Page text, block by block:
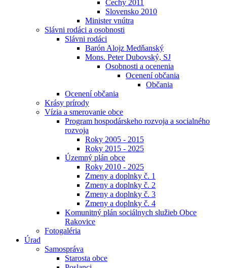
Čechy 2011
Slovensko 2010
Minister vnútra
Slávni rodáci a osobnosti
Slávni rodáci
Barón Alojz Medňanský
Mons. Peter Dubovský, SJ
Osobnosti a ocenenia
Ocenení občania
Občania
Ocenení občania
Krásy prírody
Vízia a smerovanie obce
Program hospodárskeho rozvoja a socialného
rozvoja
Roky 2005 - 2015
Roky 2015 - 2025
Územný plán obce
Roky 2010 - 2025
Zmeny a doplnky č. 1
Zmeny a doplnky č. 2
Zmeny a doplnky č. 3
Zmeny a doplnky č. 4
Komunitný plán sociálnych služieb Obce
Rakovice
Fotogaléria
Úrad
Samospráva
Starosta obce